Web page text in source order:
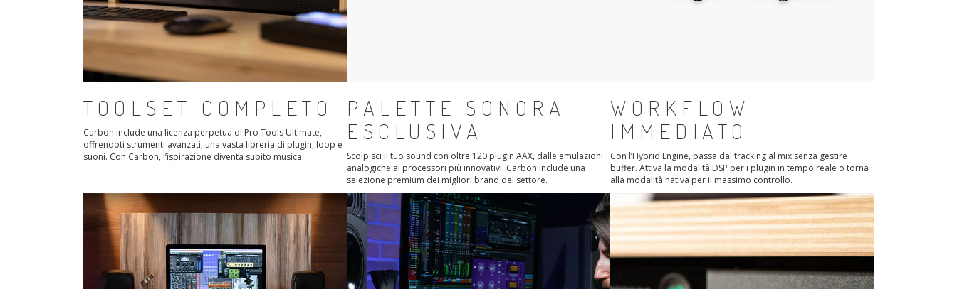
TOOLSET COMPLETO
Carbon include una licenza perpetua di Pro Tools Ultimate,
offrendoti strumenti avanzati, una vasta libreria di plugin, loop e
suoni. Con Carbon, l’ispirazione diventa subito musica.
PALETTE SONORA
ESCLUSIVA
Scolpisci il tuo sound con oltre 120 plugin AAX, dalle emulazioni
analogiche ai processori più innovativi. Carbon include una
selezione premium dei migliori brand del settore.
WORKFLOW
IMMEDIATO
Con l’Hybrid Engine, passa dal tracking al mix senza gestire
buffer. Attiva la modalità DSP per i plugin in tempo reale o torna
alla modalità nativa per il massimo controllo.